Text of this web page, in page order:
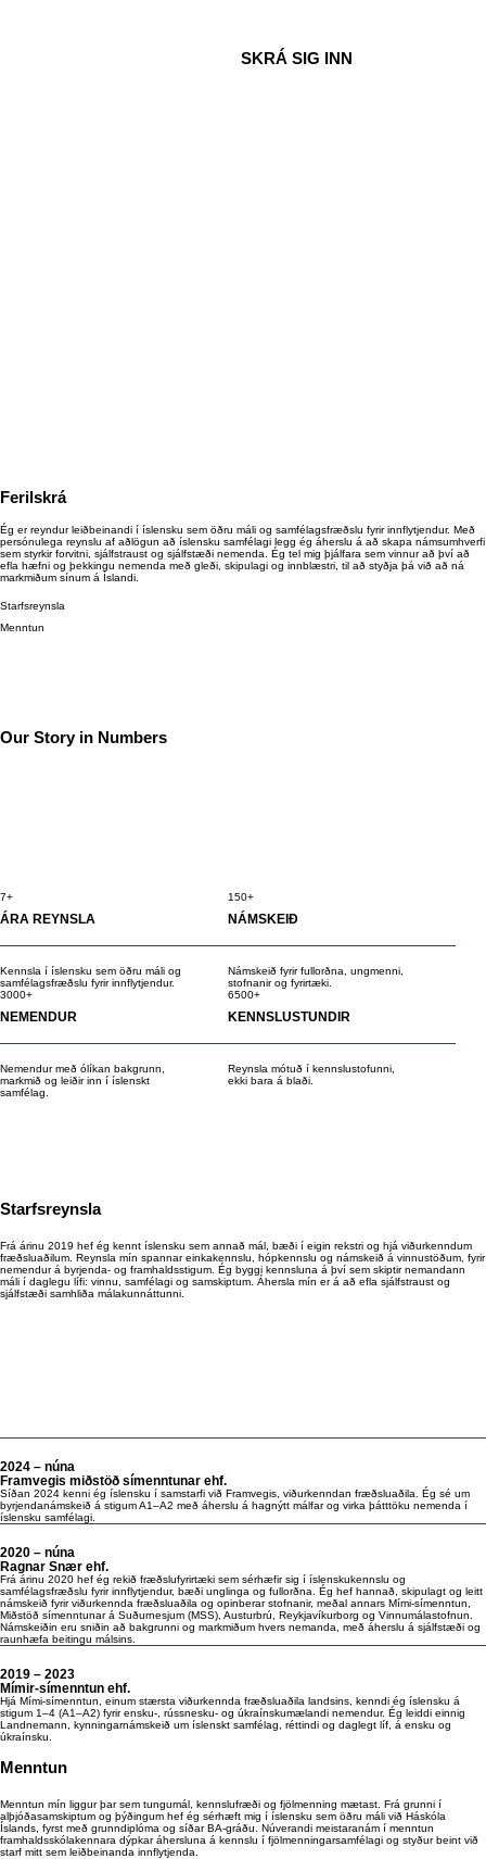
SKRÁ SIG INN
Ferilskrá
Ég er reyndur leiðbeinandi í íslensku sem öðru máli og samfélagsfræðslu fyrir innflytjendur. Með
persónulega reynslu af aðlögun að íslensku samfélagi legg ég áherslu á að skapa námsumhverfi
sem styrkir forvitni, sjálfstraust og sjálfstæði nemenda. Ég tel mig þjálfara sem vinnur að því að
efla hæfni og þekkingu nemenda með gleði, skipulagi og innblæstri, til að styðja þá við að ná
markmiðum sínum á Íslandi.
Starfsreynsla
Menntun
Our Story in Numbers
7+
ÁRA REYNSLA
Kennsla í íslensku sem öðru máli og
samfélagsfræðslu fyrir innflytjendur.
150+
NÁMSKEIÐ
Námskeið fyrir fullorðna, ungmenni,
stofnanir og fyrirtæki.
3000+
NEMENDUR
Nemendur með ólíkan bakgrunn,
markmið og leiðir inn í íslenskt
samfélag.
6500+
KENNSLUSTUNDIR
Reynsla mótuð í kennslustofunni,
ekki bara á blaði.
Starfsreynsla
Frá árinu 2019 hef ég kennt íslensku sem annað mál, bæði í eigin rekstri og hjá viðurkenndum
fræðsluaðilum. Reynsla mín spannar einkakennslu, hópkennslu og námskeið á vinnustöðum, fyrir
nemendur á byrjenda- og framhaldsstigum. Ég byggi kennsluna á því sem skiptir nemandann
máli í daglegu lífi: vinnu, samfélagi og samskiptum. Áhersla mín er á að efla sjálfstraust og
sjálfstæði samhliða málakunnáttunni.
2024 – núna
Framvegis miðstöð símenntunar ehf.
Síðan 2024 kenni ég íslensku í samstarfi við Framvegis, viðurkenndan fræðsluaðila. Ég sé um
byrjendanámskeið á stigum A1–A2 með áherslu á hagnýtt málfar og virka þátttöku nemenda í
íslensku samfélagi.
2020 – núna
Ragnar Snær ehf.
Frá árinu 2020 hef ég rekið fræðslufyrirtæki sem sérhæfir sig í íslenskukennslu og
samfélagsfræðslu fyrir innflytjendur, bæði unglinga og fullorðna. Ég hef hannað, skipulagt og leitt
námskeið fyrir viðurkennda fræðsluaðila og opinberar stofnanir, meðal annars Mími-símenntun,
Miðstöð símenntunar á Suðurnesjum (MSS), Austurbrú, Reykjavíkurborg og Vinnumálastofnun.
Námskeiðin eru sniðin að bakgrunni og markmiðum hvers nemanda, með áherslu á sjálfstæði og
raunhæfa beitingu málsins.
2019 – 2023
​Mímir-símenntun ehf.
Hjá Mími-símenntun, einum stærsta viðurkennda fræðsluaðila landsins, kenndi ég íslensku á
stigum 1–4 (A1–A2) fyrir ensku-, rússnesku- og úkraínskumælandi nemendur. Ég leiddi einnig
Landnemann, kynningarnámskeið um íslenskt samfélag, réttindi og daglegt líf, á ensku og
úkraínsku.
Menntun
Menntun mín liggur þar sem tungumál, kennslufræði og fjölmenning mætast. Frá grunni í
alþjóðasamskiptum og þýðingum hef ég sérhæft mig í íslensku sem öðru máli við Háskóla
Íslands, fyrst með grunndiplóma og síðar BA-gráðu. Núverandi meistaranám í menntun
framhaldsskólakennara dýpkar áhersluna á kennslu í fjölmenningarsamfélagi og styður beint við
starf mitt sem leiðbeinanda innflytjenda.